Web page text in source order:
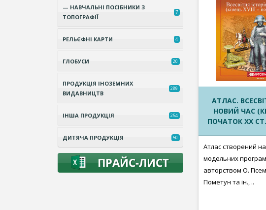
— НАВЧАЛЬНІ ПОСІБНИКИ З
ТОПОГРАФІЇ
7
РЕЛЬЄФНІ КАРТИ 4
ГЛОБУСИ 20
ПРОДУКЦІЯ ІНОЗЕМНИХ
ВИДАВНИЦТВ
289
ІНША ПРОДУКЦІЯ 254
ДИТЯЧА ПРОДУКЦІЯ 50
АТЛАС.
НОВИЙ ЧАС
ПОЧАТОК XX
Атлас створений на
модельних
авторством О.
Пометун та ін., ..